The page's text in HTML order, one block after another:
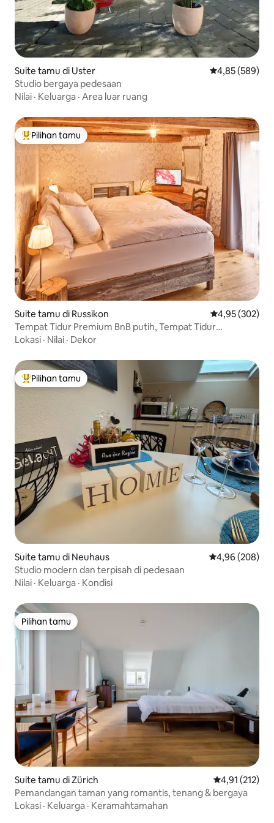
Suite tamu di Uster Nilai rata-rata
4,85 (589)
Studio bergaya pedesaan
Nilai · Keluarga · Area luar ruang
Pilihan tamu terpopuler
Pilihan tamu
Suite tamu di Russikon Nilai rata-rata
4,95 (302)
Tempat Tidur Premium BnB putih, Tempat Tidur
Boxspring mewah
Lokasi · Nilai · Dekor
Pilihan tamu terpopuler
Pilihan tamu
Suite tamu di Neuhaus Nilai rata-rata
4,96 (208)
Studio modern dan terpisah di pedesaan
Nilai · Keluarga · Kondisi
Pilihan tamu
Pilihan tamu
Suite tamu di Zürich Nilai rata-rata
4,91 (212)
Pemandangan taman yang romantis, tenang & bergaya
Lokasi · Keluarga · Keramahtamahan